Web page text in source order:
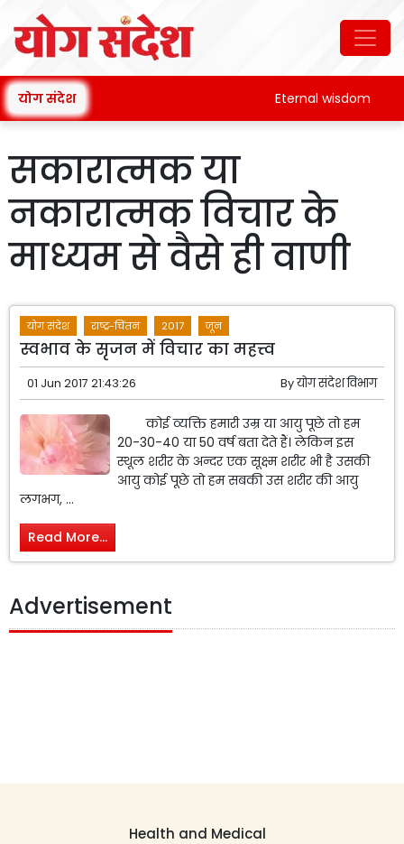
योग संदेश Eternal wisdom
सकारात्मक या
नकारात्मक विचार के
माध्यम से वैसे ही वाणी
योग संदेश राष्ट्र-चिंतन 2017 जून
स्वभाव के सृजन में विचार का महत्त्व
01 Jun 2017 21:43:26 Byयोग संदेश विभाग
कोई व्यक्ति हमारी उम्र या आयु पूछे तो हम
20-30-40 या 50 वर्ष बता देते हैं। लेकिन इस
स्थूल शरीर के अन्दर एक सूक्ष्म शरीर भी है उसकी
आयु कोई पूछे तो हम सबकी उस शरीर की आयु
लगभग, ...
Read More...
Advertisement
Health and Medical